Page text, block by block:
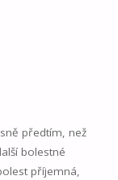
předtím, než
bolestné
příjemná,